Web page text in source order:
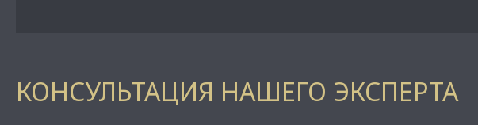
КОНСУЛЬТАЦИЯ НАШЕГО ЭКСПЕРТА